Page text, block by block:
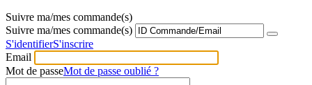
Suivre ma/mes commande(s)
Suivre ma/mes commande(s)
S'identifierS'inscrire
Email
Mot de passeMot de passe oublié ?